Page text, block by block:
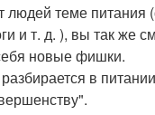
людей теме питания
и т. д. ), вы так же
новые фишки.
в